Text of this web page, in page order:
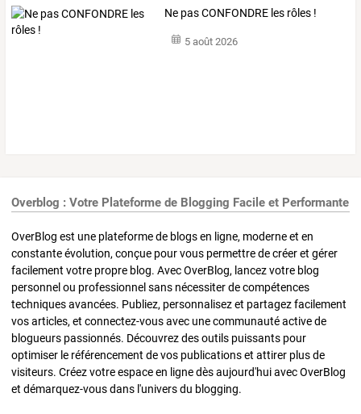
Ne pas CONFONDRE les rôles !
5 août 2026
Overblog : Votre Plateforme de Blogging Facile et Performante
OverBlog est une plateforme de blogs en ligne, moderne et en
constante évolution, conçue pour vous permettre de créer et gérer
facilement votre propre blog. Avec OverBlog, lancez votre blog
personnel ou professionnel sans nécessiter de compétences
techniques avancées. Publiez, personnalisez et partagez facilement
vos articles, et connectez-vous avec une communauté active de
blogueurs passionnés. Découvrez des outils puissants pour
optimiser le référencement de vos publications et attirer plus de
visiteurs. Créez votre espace en ligne dès aujourd'hui avec OverBlog
et démarquez-vous dans l'univers du blogging.